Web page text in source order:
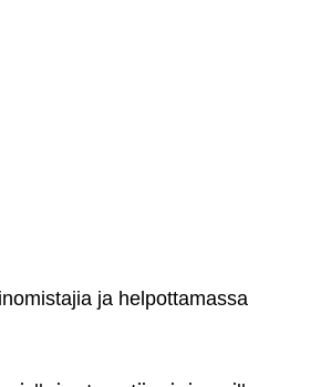
ja helpottamassa